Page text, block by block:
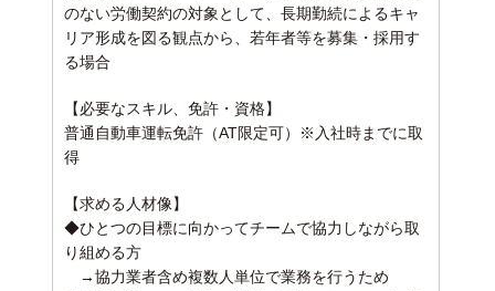
のない労働契約の対象として、長期勤続によるキャ
リア形成を図る観点から、若年者等を募集・採用す
る場合
【必要なスキル、免許・資格】
普通自動車運転免許（AT限定可）※入社時までに取
得
【求める人材像】
◆ひとつの目標に向かってチームで協力しながら取
り組める方
→協力業者含め複数人単位で業務を行うため